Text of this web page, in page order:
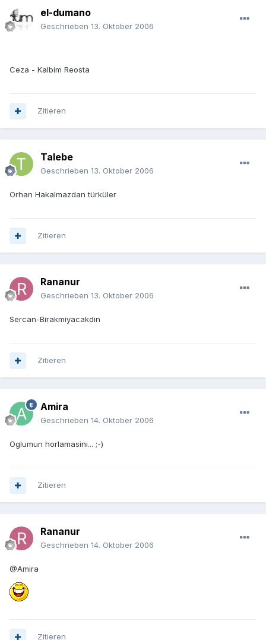
el-dumano
Geschrieben 13. Oktober 2006
Ceza - Kalbim Reosta
Zitieren
Talebe
Geschrieben 13. Oktober 2006
Orhan Hakalmazdan türküler
Zitieren
Rananur
Geschrieben 13. Oktober 2006
Sercan-Birakmiyacakdin
Zitieren
Amira
Geschrieben 14. Oktober 2006
Oglumun horlamasini... ;-)
Zitieren
Rananur
Geschrieben 14. Oktober 2006
@Amira
Zitieren